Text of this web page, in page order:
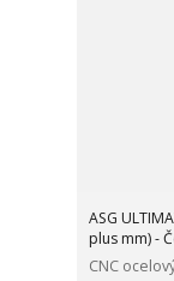
ASG
plus mm) -
CNC